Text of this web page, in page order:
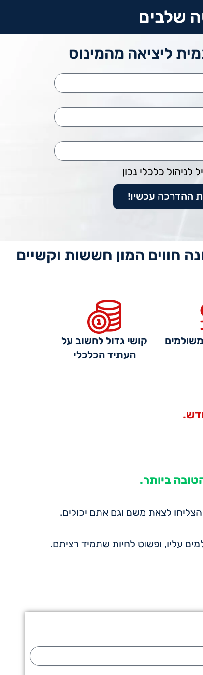
שלבים
ליציאה מהמינוס
כלכלי נכון
ההדרכה עכשיו!
חווים המון חששות וקשיים
קושי גדול לחשוב על
העתיד הכלכלי
ביותר.
לצאת משם וגם אתם יכולים.
עליו, ופשוט לחיות שתמיד רציתם.